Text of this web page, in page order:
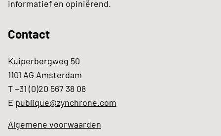
informatief en opiniërend.
Contact
Kuiperbergweg 50
1101 AG Amsterdam
T +31 (0)20 567 38 08
E publique@zynchrone.com
Algemene voorwaarden